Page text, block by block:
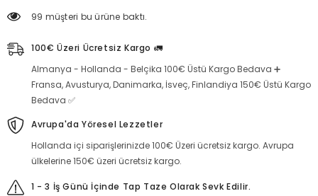
99 müşteri bu ürüne baktı.
100€ Üzeri Ücretsiz Kargo 🚛
Almanya - Hollanda - Belçika 100€ Üstü Kargo Bedava ➕
Fransa, Avusturya, Danimarka, İsveç, Finlandiya 150€ Üstü Kargo
Bedava ✅
Avrupa'da Yöresel Lezzetler
Hollanda içi siparişlerinizde 100€ Üzeri ücretsiz kargo. Avrupa
ülkelerine 150€ üzeri ücretsiz kargo.
1 - 3 İş Günü İçinde Tap Taze Olarak Sevk Edilir.